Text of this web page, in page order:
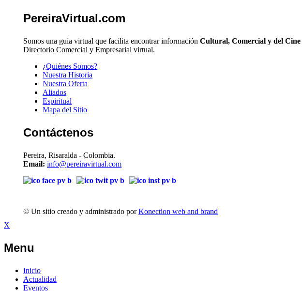
PereiraVirtual.com
Somos una guía virtual que facilita encontrar información Cultural, Comercial y del Cine
Directorio Comercial y Empresarial virtual.
¿Quiénes Somos?
Nuestra Historia
Nuestra Oferta
Aliados
Espiritual
Mapa del Sitio
Contáctenos
Pereira, Risaralda - Colombia.
Email: info@pereiravirtual.com
© Un sitio creado y administrado porKonection web and brand
X
Menu
Inicio
Actualidad
Eventos